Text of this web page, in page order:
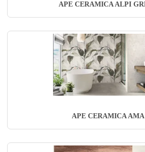
APE CERAMICA ALPI
APE CERAMICA AMA